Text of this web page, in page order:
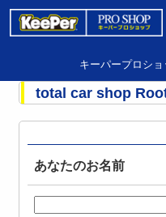
キーパープロシ
total car shop
あなたのお名前